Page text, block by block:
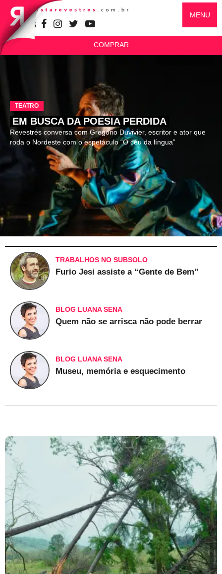
SIGA-NOS
MENU
COMPRAR
TEATRO
EM BUSCA DA POESIA PERDIDA
Revestrés conversa com Gregório Duvivier, escritor e ator que
roda o Nordeste com o espetáculo “O céu da língua”
TRABALHOS NO SUBSOLO
Furio Jesi assiste a “Gente de Bem”
BLOG LUANA SENA
Quem não se arrisca não pode berrar
BLOG LUANA SENA
Museu, memória e esquecimento